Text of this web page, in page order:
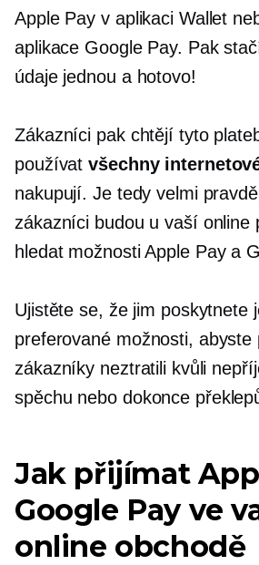
Apple Pay v aplikaci Wallet
aplikace Google Pay. Pak
údaje jednou a hotovo!
Zákazníci pak chtějí tyto
používatvšechny
nakupují. Je tedy velmi
zákazníci budou u vaší online
hledat možnosti Apple Pay a
Ujistěte se, že jim poskytnete
preferované možnosti, abyste
zákazníky neztratili kvůli
spěchu nebo dokonce
Jak přijímat
Google Pay ve
online obchodě